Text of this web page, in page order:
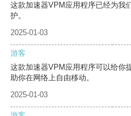
这款加速器VPM应用程序已经为我
护。
2025-01-03
游客
这款加速器VPM应用程序可以给你
助你在网络上自由移动。
2025-01-03